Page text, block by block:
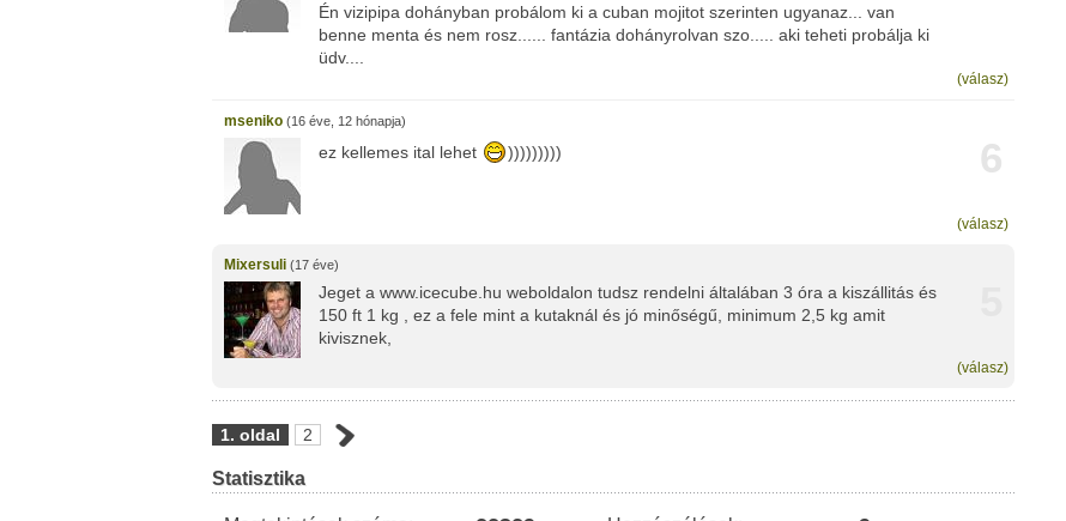
Én vizipipa dohányban probálom ki a cuban mojitot szerinten ugyanaz... van
benne menta és nem rosz...... fantázia dohányrolvan szo..... aki teheti probálja ki
üdv....
(válasz)
mseniko (16 éve, 12 hónapja)
6
ez kellemes ital lehet )))))))))
(válasz)
Mixersuli (17 éve)
Jeget a www.icecube.hu weboldalon tudsz rendelni általában 3 óra a kiszállitás és
150 ft 1 kg , ez a fele mint a kutaknál és jó minőségű, minimum 2,5 kg amit
kivisznek,
(válasz)
1. oldal 2
Statisztika